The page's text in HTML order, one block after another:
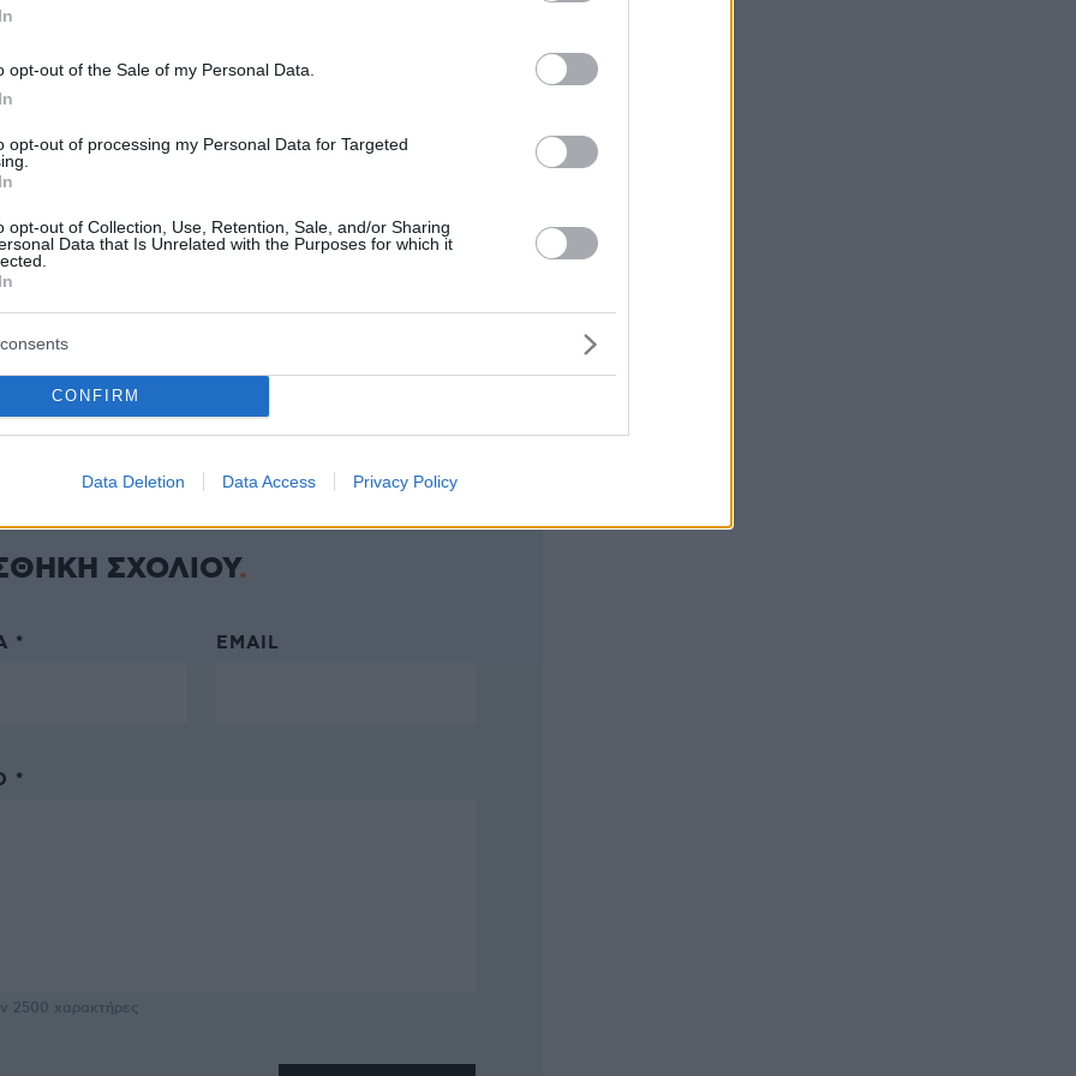
opt-out of the Sale of my Personal Data.
opt-out of processing my Personal Data for Targeted
opt-out of Collection, Use, Retention, Sale, and/or Sharing
Data that Is Unrelated with the Purposes for which it
CONFIRM
Data Deletion Data Access Privacy Policy
με τιμωρία και οι διαιτητές των
Πασαλιμάνι για το 45ο πρωτάθλημα
protothema.gr στο Google Newsκαι μάθετε πρώτοι
στο
ΣΧΟΛΙΟΥ
* EMAIL
*
2500 χαρακτήρες